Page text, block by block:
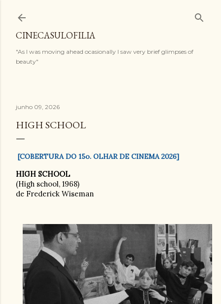
CINECASULOFILIA
"As I was moving ahead ocasionally I saw very brief glimpses of
beauty"
junho 09, 2026
HIGH SCHOOL
[COBERTURA DO 15o. OLHAR DE CINEMA 2026]
HIGH SCHOOL
(High school, 1968)
de Frederick Wiseman